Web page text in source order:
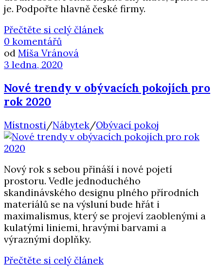
je. Podpořte hlavně české firmy.
Přečtěte si celý článek
0 komentářů
od Míša Vránová
3 ledna, 2020
Nové trendy v obývacích pokojích pro
rok 2020
Místnosti/Nábytek/Obývací pokoj
Nový rok s sebou přináší i nové pojetí
prostoru. Vedle jednoduchého
skandinávského designu plného přírodních
materiálů se na výsluní bude hřát i
maximalismus, který se projeví zaoblenými a
kulatými liniemi, hravými barvami a
výraznými doplňky.
Přečtěte si celý článek